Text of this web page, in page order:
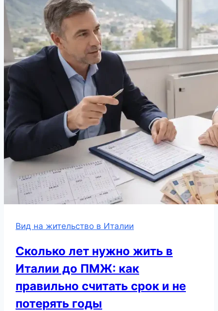
Вид на жительство в Италии
Сколько лет нужно жить в
Италии до ПМЖ: как
правильно считать срок и не
потерять годы